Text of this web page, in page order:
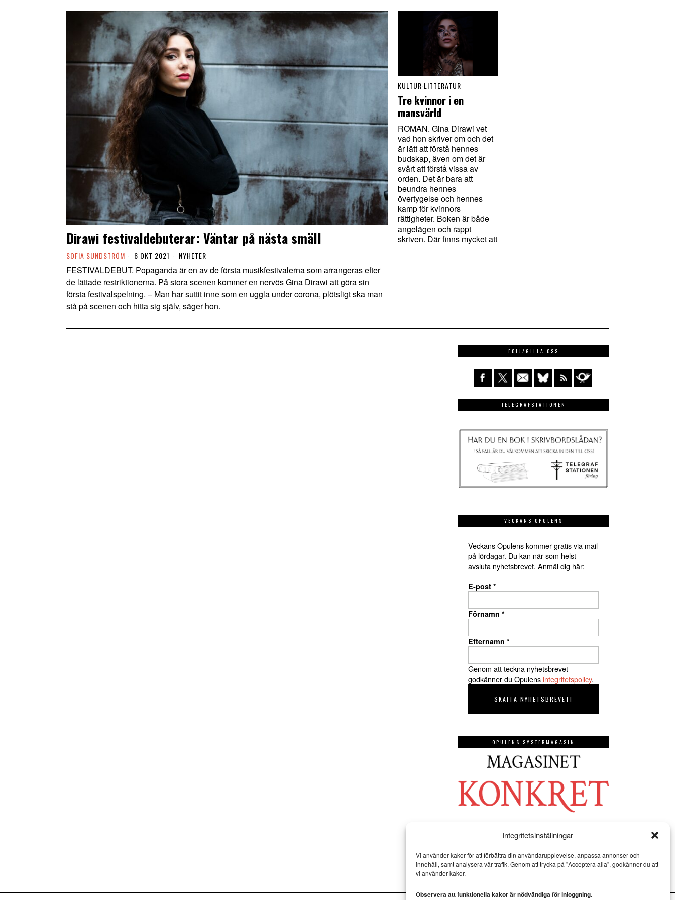
Integritetsinställningar
Vi använder kakor för att förbättra din användarupplevelse, anpassa annonser och
innehåll, samt analysera vår trafik. Genom att trycka på "Acceptera alla", godkänner du att
vi använder kakor.
Observera att funktionella kakor är nödvändiga för inloggning.
Dirawi festivaldebuterar: Väntar på nästa smäll
SOFIA SUNDSTRÖM 6 OKT 2021 NYHETER
FESTIVALDEBUT. Popaganda är en av de första musikfestivalerna som arrangeras efter
de lättade restriktionerna. På stora scenen kommer en nervös Gina Dirawi att göra sin
första festivalspelning. – Man har suttit inne som en uggla under corona, plötsligt ska man
stå på scenen och hitta sig själv, säger hon.
KULTUR·LITTERATUR
Tre kvinnor i en
mansvärld
ROMAN. Gina Dirawi vet
vad hon skriver om och det
är lätt att förstå hennes
budskap, även om det är
svårt att förstå vissa av
orden. Det är bara att
beundra hennes
övertygelse och hennes
kamp för kvinnors
rättigheter. Boken är både
angelägen och rappt
skriven. Där finns mycket att
FÖLJ/GILLA OSS
TELEGRAFSTATIONEN
VECKANS OPULENS
Veckans Opulens kommer gratis via mail
på lördagar. Du kan när som helst
avsluta nyhetsbrevet. Anmäl dig här:
E-post *
Förnamn *
Efternamn *
Genom att teckna nyhetsbrevet
godkänner du Opulensintegritetspolicy.
OPULENS SYSTERMAGASIN